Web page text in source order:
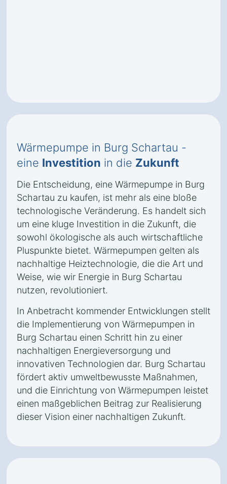
Wärmepumpe in Burg Schartau -
eine Investition in die Zukunft
Die Entscheidung, eine Wärmepumpe in Burg
Schartau zu kaufen, ist mehr als eine bloße
technologische Veränderung. Es handelt sich
um eine kluge Investition in die Zukunft, die
sowohl ökologische als auch wirtschaftliche
Pluspunkte bietet. Wärmepumpen gelten als
nachhaltige Heiztechnologie, die die Art und
Weise, wie wir Energie in Burg Schartau
nutzen, revolutioniert.
In Anbetracht kommender Entwicklungen stellt
die Implementierung von Wärmepumpen in
Burg Schartau einen Schritt hin zu einer
nachhaltigen Energieversorgung und
innovativen Technologien dar. Burg Schartau
fördert aktiv umweltbewusste Maßnahmen,
und die Einrichtung von Wärmepumpen leistet
einen maßgeblichen Beitrag zur Realisierung
dieser Vision einer nachhaltigen Zukunft.